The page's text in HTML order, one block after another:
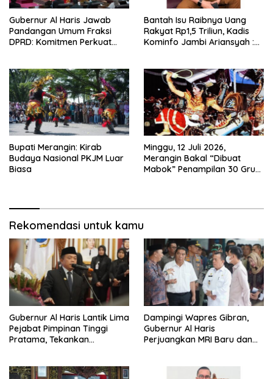
Gubernur Al Haris Jawab
Pandangan Umum Fraksi
DPRD: Komitmen Perkuat
Bantah Isu Raibnya Uang
Rakyat Rp1,5 Triliun, Kadis
Kominfo Jambi Ariansyah :
Sejak 2002
Bupati Merangin: Kirab
Budaya Nasional PKJM Luar
Biasa
Minggu, 12 Juli 2026,
Merangin Bakal “Dibuat
Mabok” Penampilan 30 Grup
Rekomendasi untuk kamu
Gubernur Al Haris Lantik Lima
Pejabat Pimpinan Tinggi
Pratama, Tekankan
Integritas
Dampingi Wapres Gibran,
Gubernur Al Haris
Perjuangkan MRI Baru dan